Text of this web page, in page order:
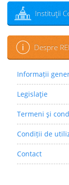
Instituţii
Despre REI
Informații
Legislaţie
Termeni şi
Condiții de
Contact